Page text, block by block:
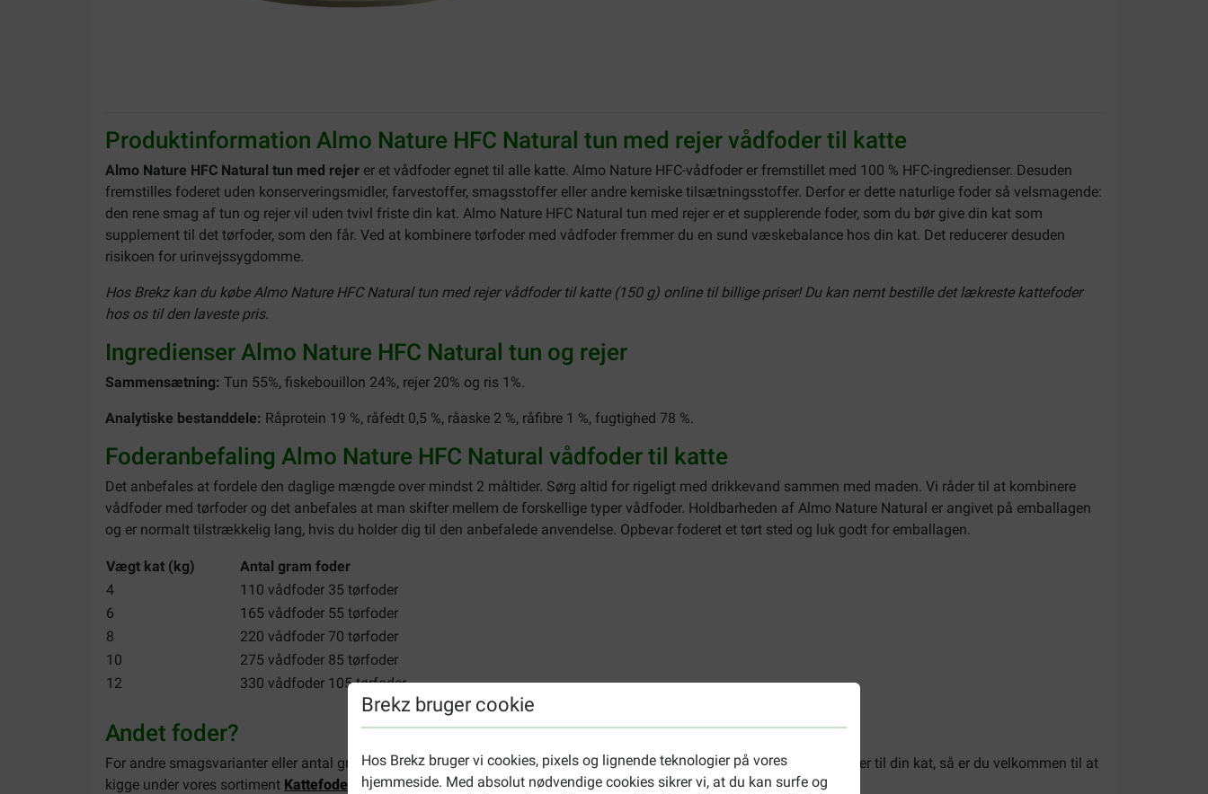
Brekz bruger cookie
Hos Brekz bruger vi cookies, pixels og lignende teknologier på vores
hjemmeside. Med absolut nødvendige cookies sikrer vi, at du kan surfe og
Produktinformation Almo Nature HFC Natural tun med rejer vådfoder til katte
Almo Nature HFC Natural tun med rejer er et vådfoder egnet til alle katte. Almo Nature HFC-vådfoder er fremstillet med 100 % HFC-ingredienser. Desuden
fremstilles foderet uden konserveringsmidler, farvestoffer, smagsstoffer eller andre kemiske tilsætningsstoffer. Derfor er dette naturlige foder så velsmagende:
den rene smag af tun og rejer vil uden tvivl friste din kat. Almo Nature HFC Natural tun med rejer er et supplerende foder, som du bør give din kat som
supplement til det tørfoder, som den får. Ved at kombinere tørfoder med vådfoder fremmer du en sund væskebalance hos din kat. Det reducerer desuden
risikoen for urinvejssygdomme.
Hos Brekz kan du købe Almo Nature HFC Natural tun med rejer vådfoder til katte (150 g) online til billige priser! Du kan nemt bestille det lækreste kattefoder
hos os til den laveste pris.
Ingredienser Almo Nature HFC Natural tun og rejer
Sammensætning: Tun 55%, fiskebouillon 24%, rejer 20% og ris 1%.
Analytiske bestanddele: Råprotein 19 %, råfedt 0,5 %, råaske 2 %, råfibre 1 %, fugtighed 78 %.
Foderanbefaling Almo Nature HFC Natural vådfoder til katte
Det anbefales at fordele den daglige mængde over mindst 2 måltider. Sørg altid for rigeligt med drikkevand sammen med maden. Vi råder til at kombinere
vådfoder med tørfoder og det anbefales at man skifter mellem de forskellige typer vådfoder. Holdbarheden af Almo Nature Natural er angivet på emballagen
og er normalt tilstrækkelig lang, hvis du holder dig til den anbefalede anvendelse. Opbevar foderet et tørt sted og luk godt for emballagen.
Vægt kat (kg)
Antal gram foder
4
110 vådfoder 35 tørfoder
6
165 vådfoder 55 tørfoder
8
220 vådfoder 70 tørfoder
10
275 vådfoder 85 tørfoder
12
330 vådfoder 105 tørfoder
Andet foder?
For andre smagsvarianter eller antal gram per dåse/pose, kan du besøgeAlmo Naturesiden. Er du på udkig efter tørfoder til din kat, så er du velkommen til at
kigge under vores sortiment Kattefoder mærker.